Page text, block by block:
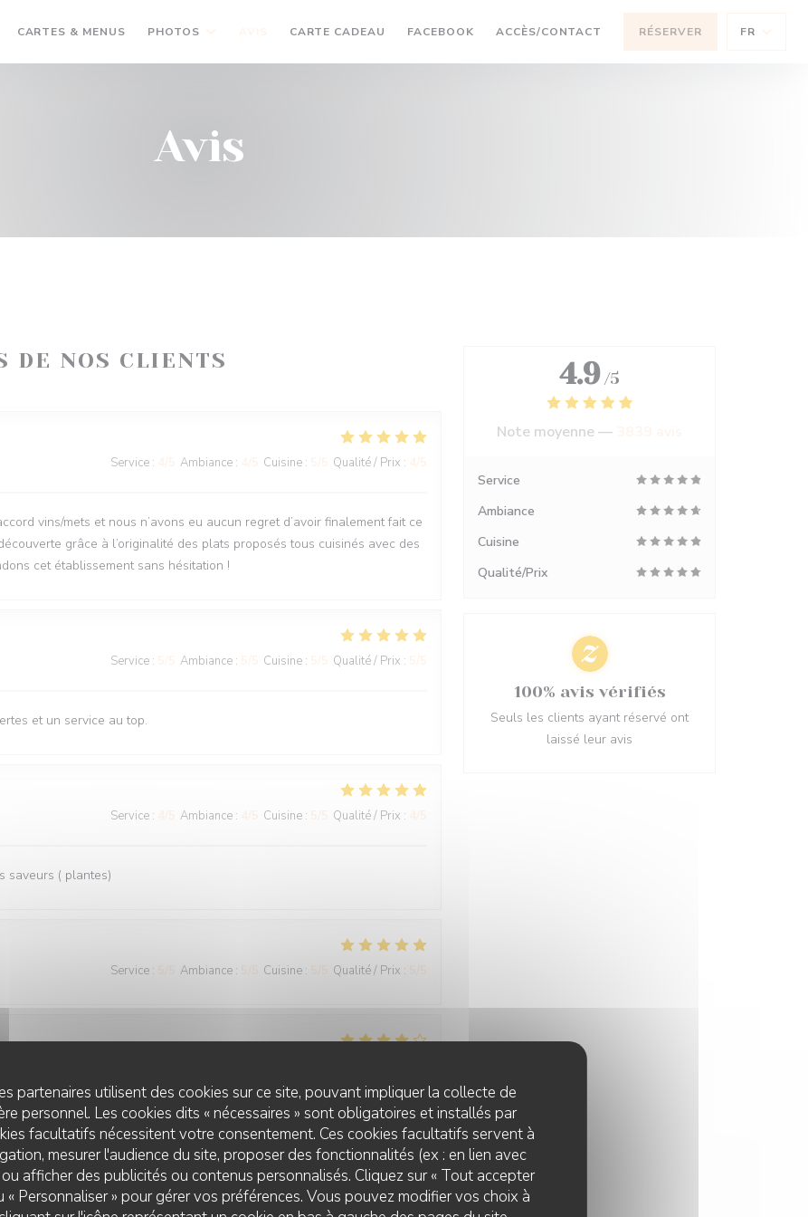
partenaires utilisent des cookies sur ce site, pouvant impliquer la collecte de
personnel. Les cookies dits « nécessaires » sont obligatoires et installés par
facultatifs nécessitent votre consentement. Ces cookies facultatifs servent à
mesurer l'audience du site, proposer des fonctionnalités (ex : en lien avec
afficher des publicités ou contenus personnalisés. Cliquez sur « Tout accepter
« Personnaliser » pour gérer vos préférences. Vous pouvez modifier vos choix à
CARTES & MENUS PHOTOS CARTE CADEAU ((OUVRE UNE NOUVELLE FENÊTRE))
FACEBOOK((OUVRE UNE NOUVELLE FENÊTRE))
ACCÈS/CONTACT RÉSERVER FR
Avis
DE NOS CLIENTS
Service : Ambiance : Cuisine : Qualité / Prix :
vins/mets et nous n’avons eu aucun regret d’avoir finalement fait ce
grâce à l’originalité des plats proposés tous cuisinés avec des
cet établissement sans hésitation !
Service : Ambiance : Cuisine : Qualité / Prix :
et un service au top.
Service : Ambiance : Cuisine : Qualité / Prix :
saveurs ( plantes)
Service : Ambiance : Cuisine : Qualité / Prix :
4.9 /5
Note moyenne —
Service
Ambiance
Cuisine
Qualité/Prix
100% avis vérifiés
Seuls les clients ayant réservé ont
laissé leur avis